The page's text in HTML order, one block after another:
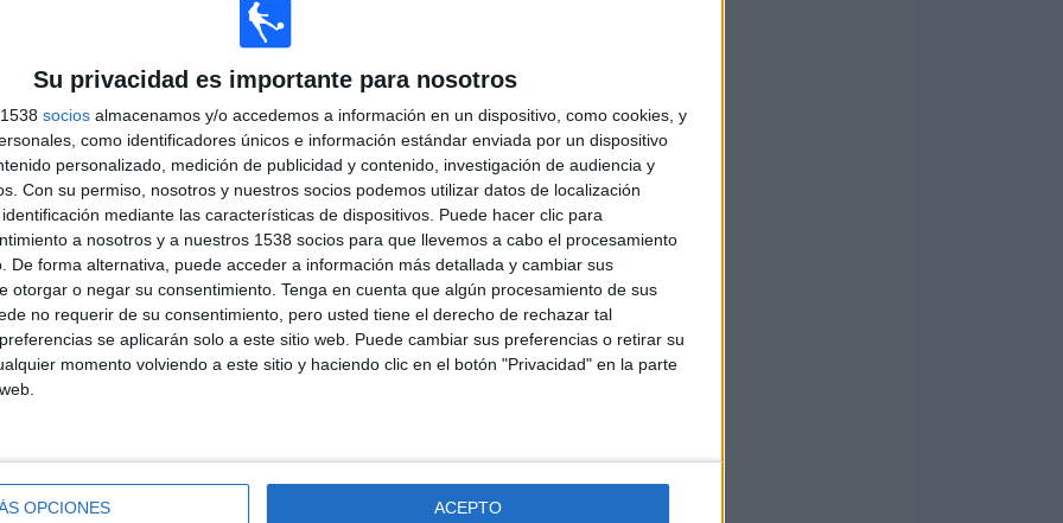
Su privacidad es importante para nosotros
socios almacenamos y/o accedemos a información en un dispositivo, como cookies, y
como identificadores únicos e información estándar enviada por un dispositivo
personalizado, medición de publicidad y contenido, investigación de audiencia y
Con su permiso, nosotros y nuestros socios podemos utilizar datos de localización
mediante las características de dispositivos. Puede hacer clic para
a nosotros y a nuestros 1538 socios para que llevemos a cabo el procesamiento
De forma alternativa, puede acceder a información más detallada y cambiar sus
otorgar o negar su consentimiento. Tenga en cuenta que algún procesamiento de sus
no requerir de su consentimiento, pero usted tiene el derecho de rechazar tal
se aplicarán solo a este sitio web. Puede cambiar sus preferencias o retirar su
momento volviendo a este sitio y haciendo clic en el botón "Privacidad" en la parte
OPCIONES ACEPTO
Más días
EN TELEVISIÓN EN ESPAÑA
los datos estadísticos de cuándo y dónde se televisan los partidos deFútboldel
podemos dar los siguientes datos:
TOTAL